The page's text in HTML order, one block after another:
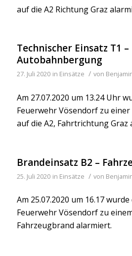
auf die A2 Richtung Graz
Technischer Einsatz T1 –
Autobahnbergung
27. Juli 2020 in Einsätze / von
Am 27.07.2020 um 13.24 Uhr
Feuerwehr Vösendorf zu
auf die A2, Fahrtrichtung Graz
Brandeinsatz B2 –
25. Juli 2020 in Einsätze / von
Am 25.07.2020 um 16.17
Feuerwehr Vösendorf zu
Fahrzeugbrand alarmiert.